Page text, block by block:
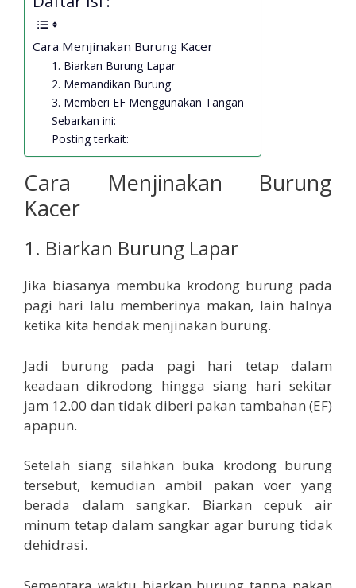
Cara Menjinakan Burung Kacer
1. Biarkan Burung Lapar
2. Memandikan Burung
3. Memberi EF Menggunakan Tangan
Sebarkan ini:
Posting terkait:
Cara Menjinakan Burung
Kacer
1. Biarkan Burung Lapar
Jika biasanya membuka krodong burung pada
pagi hari lalu memberinya makan, lain halnya
ketika kita hendak menjinakan burung.
Jadi burung pada pagi hari tetap dalam
keadaan dikrodong hingga siang hari sekitar
jam 12.00 dan tidak diberi pakan tambahan (EF)
apapun.
Setelah siang silahkan buka krodong burung
tersebut, kemudian ambil pakan voer yang
berada dalam sangkar. Biarkan cepuk air
minum tetap dalam sangkar agar burung tidak
dehidrasi.